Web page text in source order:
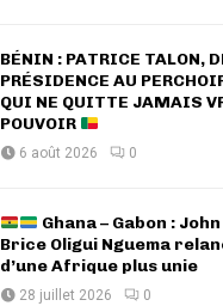
BÉNIN : PATRICE TALON,
PRÉSIDENCE AU
QUI NE QUITTE JAMAIS
POUVOIR
6 août 2026 0
Ghana – Gabon :
Brice Oligui Nguema
d’une Afrique plus unie
28 juillet 2026 0